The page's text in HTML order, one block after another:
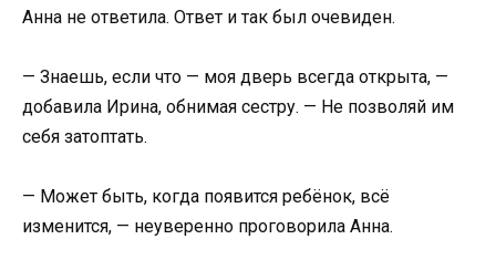
Анна не ответила. Ответ и так был очевиден.
— Знаешь, если что — моя дверь всегда открыта, —
добавила Ирина, обнимая сестру. — Не позволяй им
себя затоптать.
— Может быть, когда появится ребёнок, всё
изменится, — неуверенно проговорила Анна.